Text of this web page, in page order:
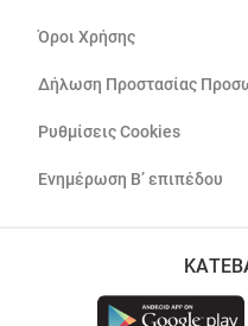
Όροι Χρήσης
Δήλωση Προστασίας
Ρυθμίσεις Cookies
Ενημέρωση Β’ επιπέδου